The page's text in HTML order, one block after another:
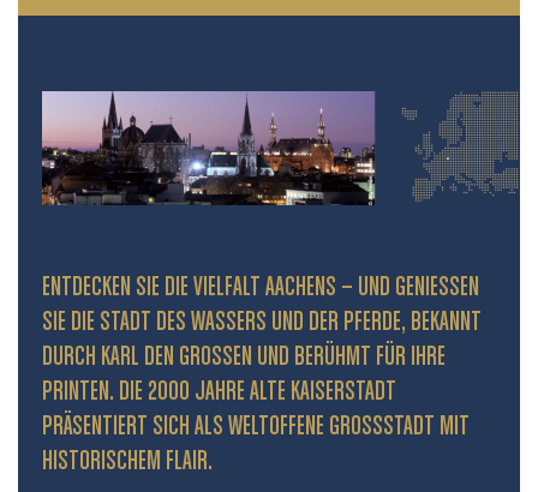
ENTDECKEN SIE DIE VIELFALT AACHENS – UND GENIESSEN S
IE DIE STADT DES WASSERS UND DER PFERDE, BEKANNT D
URCH KARL DEN GROSSEN UND BERÜHMT FÜR IHRE PR
INTEN. DIE 2000 JAHRE ALTE KAISERSTADT PR
ÄSENTIERT SICH ALS WELTOFFENE GROSSSTADT MIT HIS
TORISCHEM FLAIR.